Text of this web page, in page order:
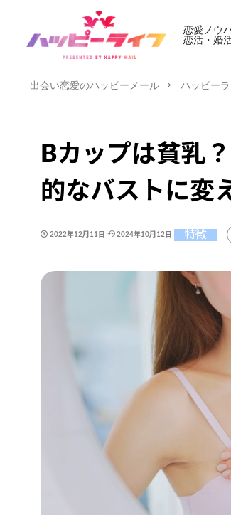
恋愛ノウ
恋活・婚
出会い恋愛のハッピーメール ハッピー
Bカップは貧乳
的なバストに変
2022年12月11日 2024年10月12日 特徴